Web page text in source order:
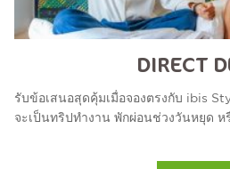
DIRECT
รับข้อเสนอสุดคุ้มเมื่อจองตรงกับ ibis
จะเป็นทริปทำงาน พักผ่อนช่วงวันหยุด ห